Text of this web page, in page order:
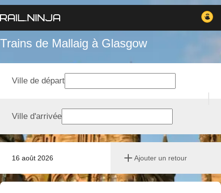
Trains de Mallaig à Glasgow
16 août 2026 Ajouter un retour
Ville de départ
Ville d'arrivée